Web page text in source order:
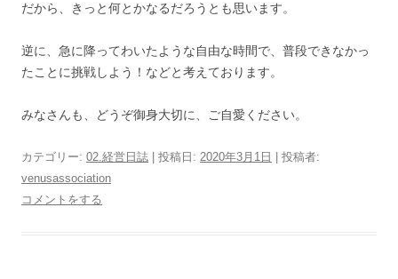
だから、きっと何とかなるだろうとも思います。
逆に、急に降ってわいたような自由な時間で、普段できなかっ
たことに挑戦しよう！などと考えております。
みなさんも、どうぞ御身大切に、ご自愛ください。
カテゴリー: 02.経営日誌 | 投稿日: 2020年3月1日
投稿者:
venusassociation
コメントをする